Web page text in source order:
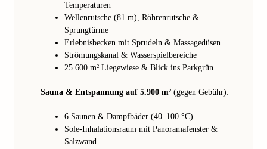
Temperaturen
Wellenrutsche (81 m), Röhrenrutsche &
Sprungtürme
Erlebnisbecken mit Sprudeln & Massagedüsen
Strömungskanal & Wasserspielbereiche
25.600 m² Liegewiese & Blick ins Parkgrün
Sauna & Entspannung auf 5.900 m² (gegen Gebühr):
6 Saunen & Dampfbäder (40–100 °C)
Sole-Inhalationsraum mit Panoramafenster &
Salzwand